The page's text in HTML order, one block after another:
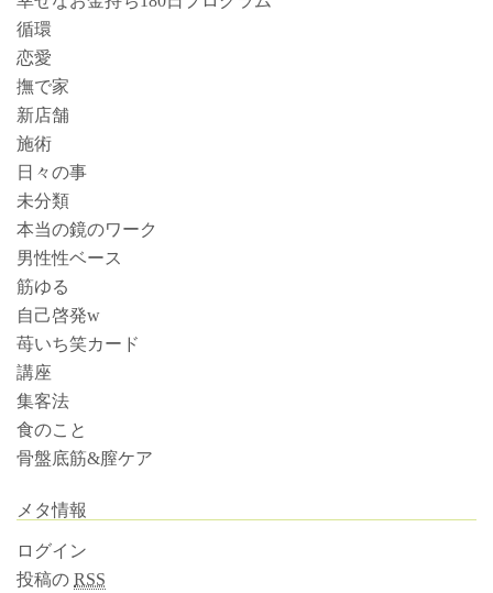
循環
恋愛
撫で家
新店舗
施術
日々の事
未分類
本当の鏡のワーク
男性性ベース
筋ゆる
自己啓発w
苺いち笑カード
講座
集客法
食のこと
骨盤底筋&膣ケア
メタ情報
ログイン
投稿の RSS